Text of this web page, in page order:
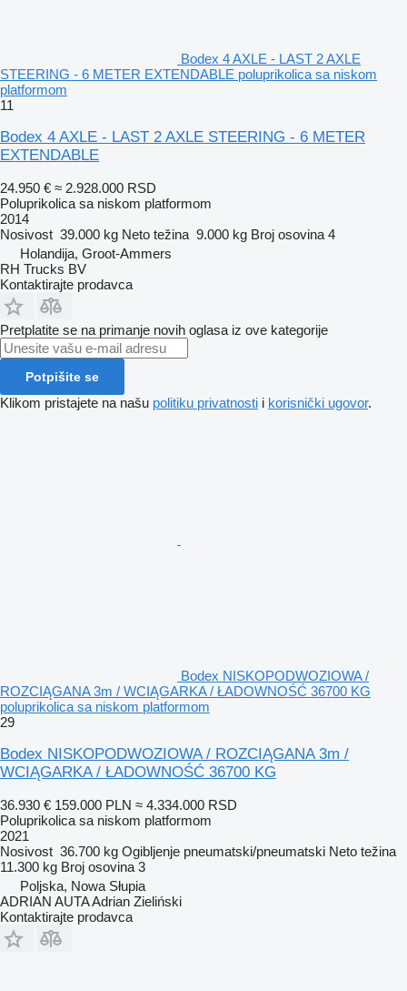
Bodex 4 AXLE - LAST 2 AXLE
STEERING - 6 METER EXTENDABLE poluprikolica sa niskom
platformom
11
Bodex 4 AXLE - LAST 2 AXLE STEERING - 6 METER
EXTENDABLE
24.950 € ≈ 2.928.000 RSD
Poluprikolica sa niskom platformom
2014
Nosivost 39.000 kg Neto težina 9.000 kg Broj osovina 4
Holandija, Groot-Ammers
RH Trucks BV
Kontaktirajte prodavca
Pretplatite se na primanje novih oglasa iz ove kategorije
Potpišite se
Klikom pristajete na našu politiku privatnosti i korisnički ugovor.
Bodex NISKOPODWOZIOWA /
ROZCIĄGANA 3m / WCIĄGARKA / ŁADOWNOŚĆ 36700 KG
poluprikolica sa niskom platformom
29
Bodex NISKOPODWOZIOWA / ROZCIĄGANA 3m /
WCIĄGARKA / ŁADOWNOŚĆ 36700 KG
36.930 € 159.000 PLN ≈ 4.334.000 RSD
Poluprikolica sa niskom platformom
2021
Nosivost 36.700 kg Ogibljenje pneumatski/pneumatski Neto težina
11.300 kg Broj osovina 3
Poljska, Nowa Słupia
ADRIAN AUTA Adrian Zieliński
Kontaktirajte prodavca